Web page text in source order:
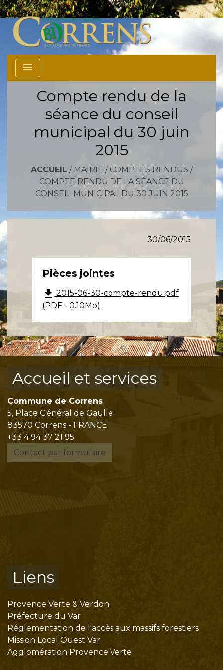
menu
Compte rendu de la
séance du conseil
municipal du 30 juin
2015
ACCUEIL / MAIRIE / COMPTES RENDUS /
COMPTE RENDU DE LA SÉANCE DU
CONSEIL MUNICIPAL DU 30 JUIN 2015
30/06/2015
Pièces jointes
file_download 2015-06-30-compte-rendu.pdf
(PDF - 0.10Mo)
Accueil et services
Commune de Correns
5, Place Général de Gaulle
83570 Correns - FRANCE
+33 4 94 37 21 95
Contact par formulaire
Liens
Provence Verte & Verdon
Préfecture du Var
Réglementation de l'accès aux massifs forestiers
Mission Local Ouest Var
Agglomération Provence Verte